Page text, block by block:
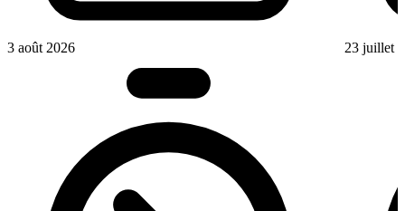
3 août 2026 23 juillet